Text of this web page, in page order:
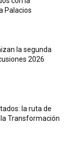
Palacios
la segunda
2026
la ruta de
Transformación